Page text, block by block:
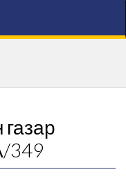
газар
349